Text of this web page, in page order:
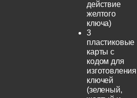
действие
желтого
ключа)
3
пластиковые
карты с
кодом для
изготовления
ключей
(зеленый,